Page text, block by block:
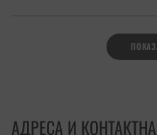
АДРЕСА И